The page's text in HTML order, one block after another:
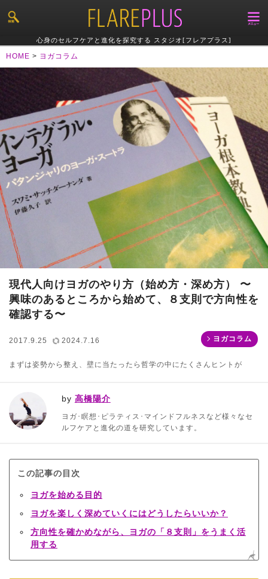
心身のセルフケアと進化を探究する スタジオ[フレアプラス]
HOME > ヨガコラム
現代人向けヨガのやり方（始め方・深め方） 〜
興味のあるところから始めて、８支則で方向性を
確認する〜
2017.9.25 2024.7.16 ヨガコラム
まずは姿勢から整え、壁に当たったら哲学の中にたくさんヒントが
by 高橋陽介
ヨガ･瞑想･ピラティス･マインドフルネスなど様々なセ
ルフケアと進化の道を研究しています。
この記事の目次
ヨガを始める目的
ヨガを楽しく深めていくにはどうしたらいいか？
方向性を確かめながら、ヨガの「８支則」をうまく活
用する